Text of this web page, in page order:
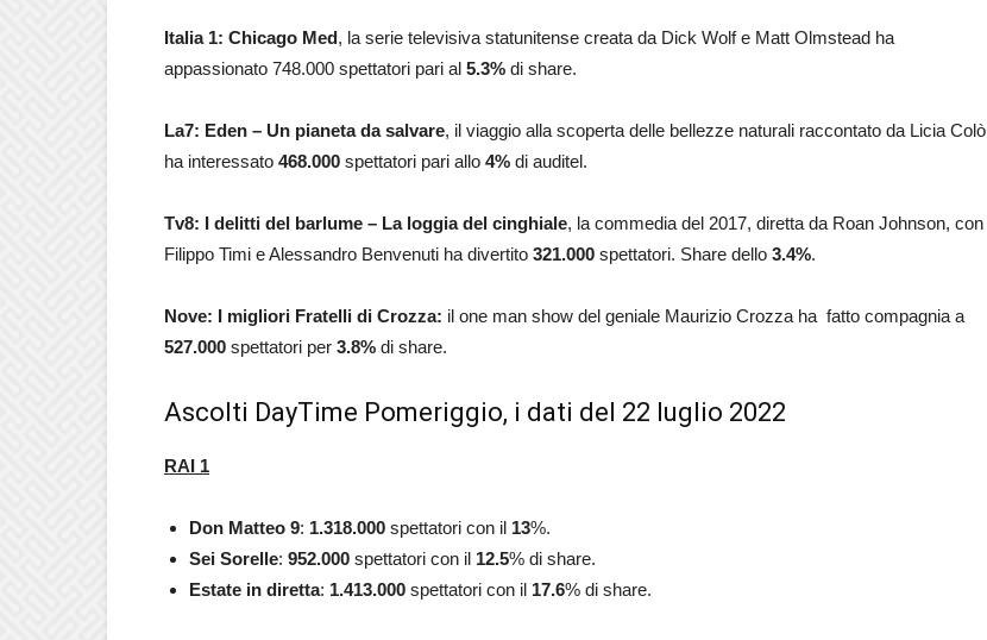
Italia 1: Chicago Med, la serie televisiva statunitense creata da Dick Wolf e Matt Olmstead ha
appassionato 748.000 spettatori pari al 5.3% di share.
La7: Eden – Un pianeta da salvare, il viaggio alla scoperta delle bellezze naturali raccontato da Licia Colò
ha interessato 468.000 spettatori pari allo 4% di auditel.
Tv8: I delitti del barlume – La loggia del cinghiale, la commedia del 2017, diretta da Roan Johnson, con
Filippo Timi e Alessandro Benvenuti ha divertito 321.000 spettatori. Share dello 3.4%.
Nove: I migliori Fratelli di Crozza: il one man show del geniale Maurizio Crozza ha fatto compagnia a
527.000 spettatori per 3.8% di share.
Ascolti DayTime Pomeriggio, i dati del 22 luglio 2022
RAI 1
Don Matteo 9: 1.318.000 spettatori con il 13%.
Sei Sorelle: 952.000 spettatori con il 12.5% di share.
Estate in diretta: 1.413.000 spettatori con il 17.6% di share.